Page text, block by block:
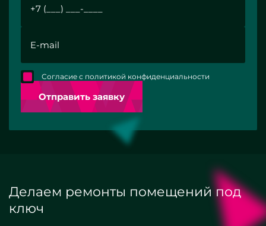
Отправить заявку
Согласие с политикой конфиденциальности
Делаем ремонты помещений под
ключ